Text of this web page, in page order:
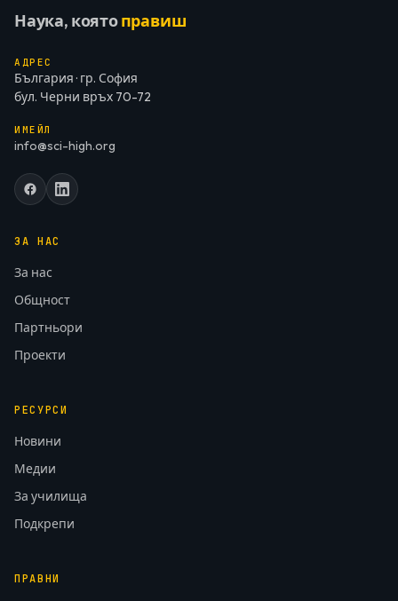
Наука, коятоправиш
АДРЕС
България · гр. София
бул. Черни връх 70-72
ИМЕЙЛ
info@sci-high.org
ЗА НАС
За нас
Общност
Партньори
Проекти
РЕСУРСИ
Новини
Медии
За училища
Подкрепи
ПРАВНИ